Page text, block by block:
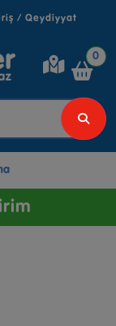
/ Qeydiyyat
0